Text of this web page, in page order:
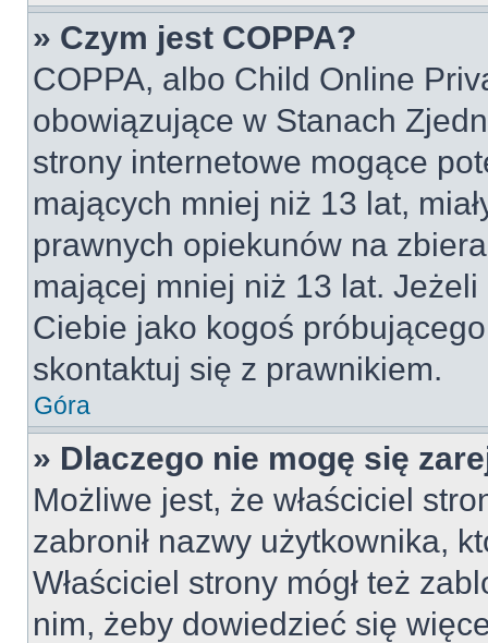
» Czym jest COPPA?
COPPA, albo Child Online
obowiązujące w Stanach
strony internetowe mogące
mających mniej niż 13 lat,
prawnych opiekunów na
mającej mniej niż 13 lat.
Ciebie jako kogoś
skontaktuj się z prawnikiem.
Góra
» Dlaczego nie mogę się
Możliwe jest, że właściciel
zabronił nazwy użytkownika,
Właściciel strony mógł też
nim, żeby dowiedzieć się